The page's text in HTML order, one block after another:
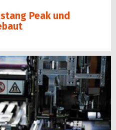
Peak und